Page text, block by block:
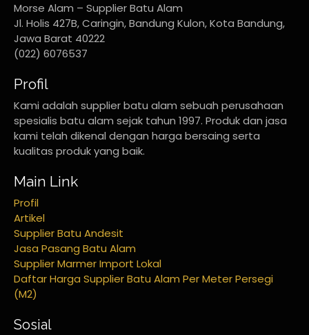
Morse Alam – Supplier Batu Alam
Jl. Holis 427B, Caringin, Bandung Kulon, Kota Bandung,
Jawa Barat 40222
(022) 6076537
Profil
Kami adalah supplier batu alam sebuah perusahaan
spesialis batu alam sejak tahun 1997. Produk dan jasa
kami telah dikenal dengan harga bersaing serta
kualitas produk yang baik.
Main Link
Profil
Artikel
Supplier Batu Andesit
Jasa Pasang Batu Alam
Supplier Marmer Import Lokal
Daftar Harga Supplier Batu Alam Per Meter Persegi
(M2)
Sosial